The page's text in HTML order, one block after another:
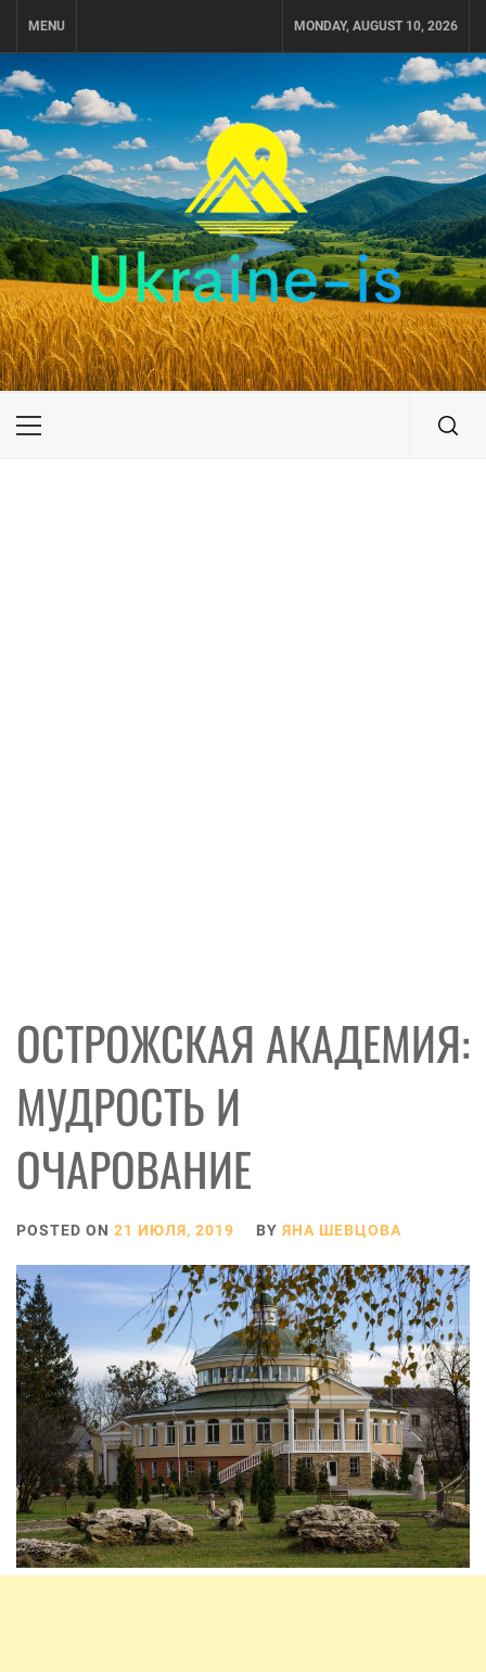
MENU MONDAY, AUGUST 10, 2026
UKRAINE-IS
ПУТЕШЕСТВИЕ ПО УКРАИНЕ
Primary
ОСТРОЖСКАЯ АКАДЕМИЯ:
МУДРОСТЬ И
ОЧАРОВАНИЕ
POSTED ON 21 ИЮЛЯ, 2019 BY ЯНА ШЕВЦОВА